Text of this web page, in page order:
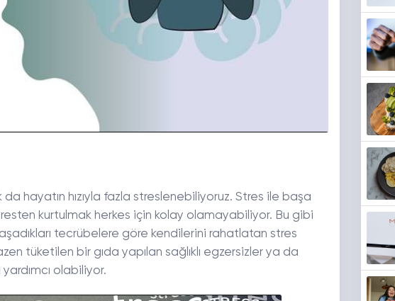
hayatın hızıyla fazla streslenebiliyoruz. Stres ile başa
kurtulmak herkes için kolay olamayabiliyor. Bu gibi
tecrübelere göre kendilerini rahatlatan stres
tüketilen bir gıda yapılan sağlıklı egzersizler ya da
olabiliyor.